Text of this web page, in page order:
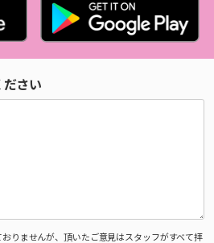
さい
りませんが、頂いたご意見はスタッフがすべて拝